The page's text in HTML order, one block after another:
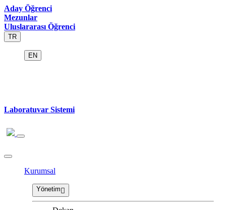
Aday Öğrenci
Mezunlar
Uluslararası Öğrenci
TR
EN
Laboratuvar Sistemi
Kurumsal
Yönetim